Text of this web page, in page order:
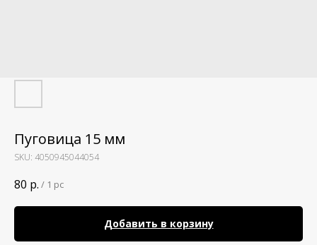
Пуговица 15 мм
SKU: 4050945044054
80 р. / 1 pc
Добавить в корзину